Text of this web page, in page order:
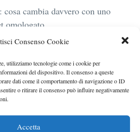
Consenso Cookie
utilizziamo tecnologie come i cookie per
del dispositivo. Il consenso a queste
dati come il comportamento di navigazione o ID
o ritirare il consenso può influire negativamente
Accetta
cambia davvero con uno
omologato
Business elettrica: mobilità
stop lampeggianti
motore Turbo 100 di